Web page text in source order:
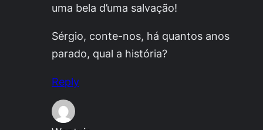
uma bela d’uma salvação!
Sérgio, conte-nos, há quantos anos
parado, qual a história?
Reply